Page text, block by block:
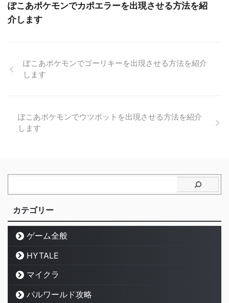
ぽこあポケモンでカポエラーを出現させる方法を紹
介します
ぽこあポケモンでゴーリキーを出現させる方法を紹介
します
ぽこあポケモンでウツボットを出現させる方法を紹介
します
カテゴリー
ゲーム全般
HYTALE
マイクラ
パルワールド攻略